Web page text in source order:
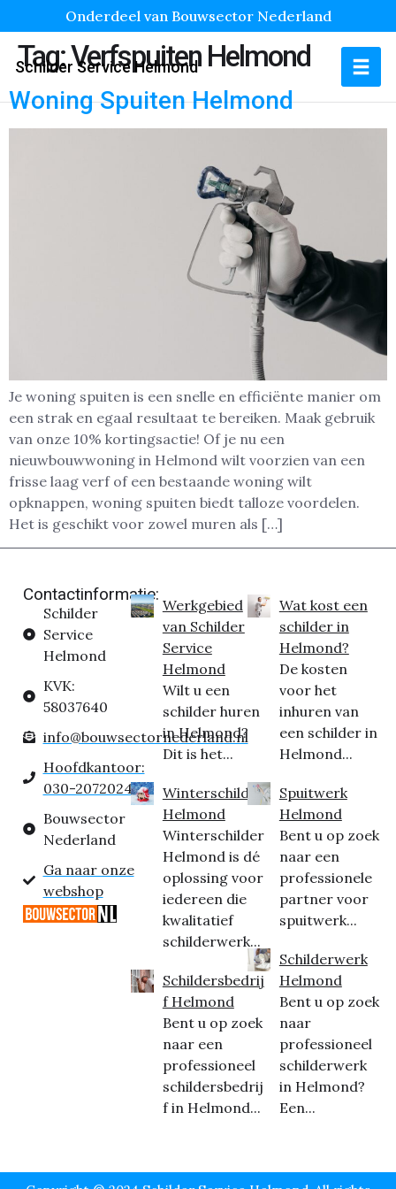
Onderdeel van Bouwsector Nederland
Schilder Service Helmond
Tag:Verfspuiten Helmond
Woning Spuiten Helmond
Je woning spuiten is een snelle en efficiënte manier om
een strak en egaal resultaat te bereiken. Maak gebruik
van onze 10% kortingsactie! Of je nu een
nieuwbouwwoning in Helmond wilt voorzien van een
frisse laag verf of een bestaande woning wilt
opknappen, woning spuiten biedt talloze voordelen.
Het is geschikt voor zowel muren als […]
Contactinformatie:
Schilder
Service
Helmond
KVK:
58037640
info@bouwsectornederland.nl
Hoofdkantoor:
030-2072024
Bouwsector
Nederland
Ga naar onze
webshop
Werkgebied
van Schilder
Service
Helmond
Wilt u een
schilder huren
in Helmond?
Dit is het...
Winterschilder
Helmond
Winterschilder
Helmond is dé
oplossing voor
iedereen die
kwalitatief
schilderwerk...
Schildersbedrij
f Helmond
Bent u op zoek
naar een
professioneel
schildersbedrij
f in Helmond...
Wat kost een
schilder in
Helmond?
De kosten
voor het
inhuren van
een schilder in
Helmond...
Spuitwerk
Helmond
Bent u op zoek
naar een
professionele
partner voor
spuitwerk...
Schilderwerk
Helmond
Bent u op zoek
naar
professioneel
schilderwerk
in Helmond?
Een...